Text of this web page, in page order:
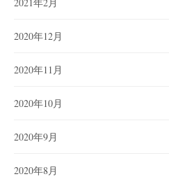
2021年2月
2020年12月
2020年11月
2020年10月
2020年9月
2020年8月